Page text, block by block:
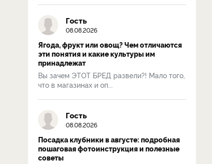
Гость
08.08.2026
Ягода, фрукт или овощ? Чем отличаются
эти понятия и какие культуры им
принадлежат
Вы зачем ЭТОТ БРЕД развели?! Мало того,
что в магазинах и оп...
Гость
08.08.2026
Посадка клубники в августе: подробная
пошаговая фотоинструкция и полезные
советы